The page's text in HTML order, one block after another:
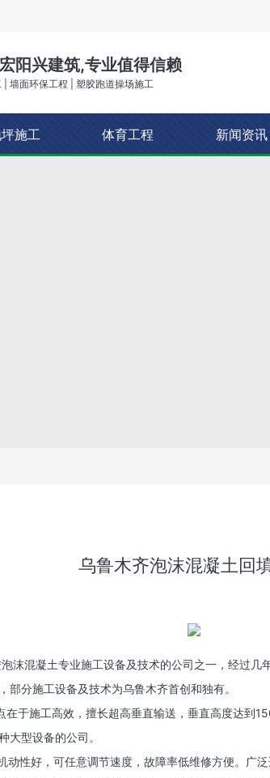
阳兴建筑,专业值得信赖
墙面环保工程 | 塑胶跑道操场施工
施工 体育工程 新闻资讯
乌鲁木齐泡沫混凝土回
沫混凝土专业施工设备及技术的公司之一，经过几
部分施工设备及技术为乌鲁木齐首创和独有。
在于施工高效，擅长超高垂直输送，垂直高度达到
大型设备的公司。
动性好，可任意调节速度，故障率低维修方便。广